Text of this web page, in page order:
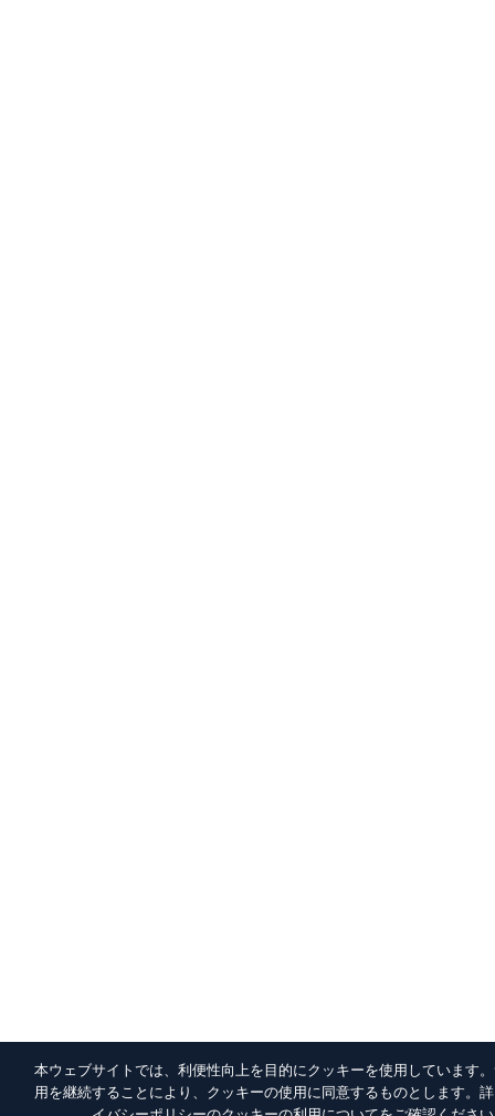
本ウェブサイトでは、利便性向上を目的にクッキーを使用しています
用を継続することにより、クッキーの使用に同意するものとします。